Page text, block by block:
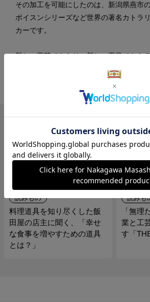
その加工を可能にしたのは、新潟県燕市
ボイスンシリーズなど世界の著名カトラ
カーです。
新しい工芸でもあり、新しい工業でもあ
ラリーシリーズが完成しました。
読みもの
料理道具を知り尽くした飯
田屋の店主に聞く、「幸せ
な食事を増やすための道具
とは？」
読みも
「無理
業と工
す「